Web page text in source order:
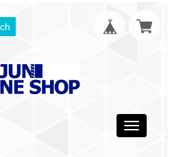
Toggle